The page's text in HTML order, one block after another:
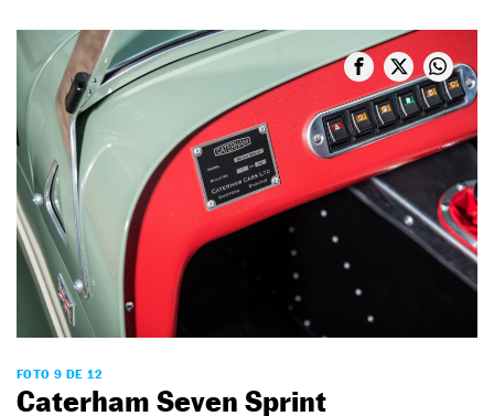
FOTO 9 DE 12
Caterham Seven Sprint